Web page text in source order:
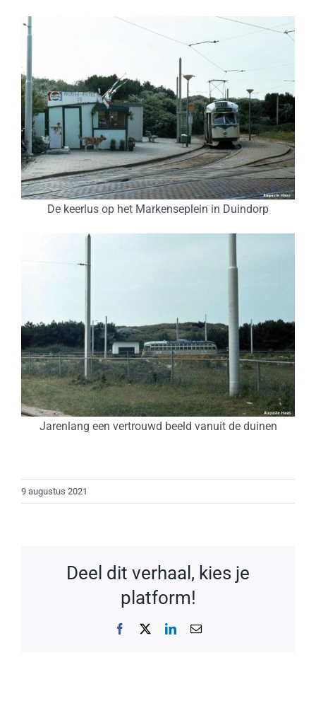
De keerlus op het Markenseplein in Duindorp
Jarenlang een vertrouwd beeld vanuit de duinen
9 augustus 2021
Deel dit verhaal, kies je
platform!
Facebook LinkedIn
E-